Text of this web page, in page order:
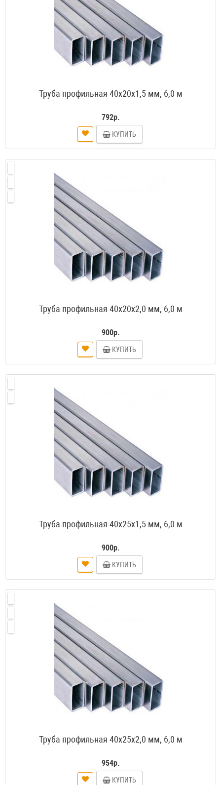
Труба профильная 40х20х1,5 мм, 6,0 м
792р.
КУПИТЬ
Труба профильная 40х20х2,0 мм, 6,0 м
900р.
КУПИТЬ
Труба профильная 40х25х1,5 мм, 6,0 м
900р.
КУПИТЬ
Труба профильная 40х25х2,0 мм, 6,0 м
954р.
КУПИТЬ